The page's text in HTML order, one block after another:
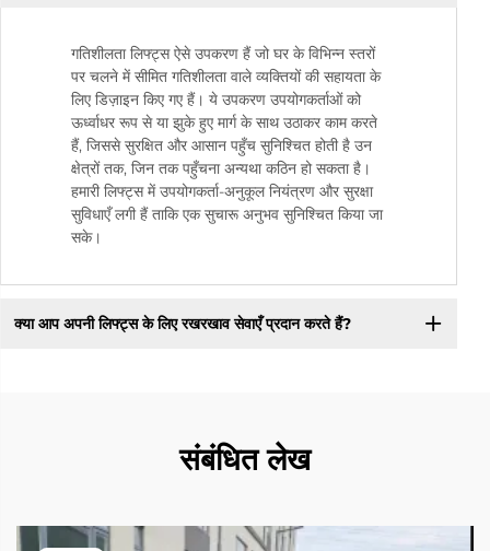
गतिशीलता लिफ्ट्स ऐसे उपकरण हैं जो घर के विभिन्न स्तरों
पर चलने में सीमित गतिशीलता वाले व्यक्तियों की सहायता के
लिए डिज़ाइन किए गए हैं। ये उपकरण उपयोगकर्ताओं को
ऊर्ध्वाधर रूप से या झुके हुए मार्ग के साथ उठाकर काम करते
हैं, जिससे सुरक्षित और आसान पहुँच सुनिश्चित होती है उन
क्षेत्रों तक, जिन तक पहुँचना अन्यथा कठिन हो सकता है।
हमारी लिफ्ट्स में उपयोगकर्ता-अनुकूल नियंत्रण और सुरक्षा
सुविधाएँ लगी हैं ताकि एक सुचारू अनुभव सुनिश्चित किया जा
सके।
क्या आप अपनी लिफ्ट्स के लिए रखरखाव सेवाएँ प्रदान करते हैं?
संबंधित लेख